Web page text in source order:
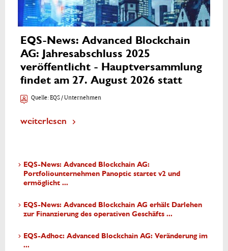
EQS-News: Advanced Blockchain
AG: Jahresabschluss 2025
veröffentlicht - Hauptversammlung
findet am 27. August 2026 statt
Quelle:EQS / Unternehmen
weiterlesen
EQS-News: Advanced Blockchain AG:
Portfoliounternehmen Panoptic startet v2 und
ermöglicht ...
EQS-News: Advanced Blockchain AG erhält Darlehen
zur Finanzierung des operativen Geschäfts ...
EQS-Adhoc: Advanced Blockchain AG: Veränderung im
...